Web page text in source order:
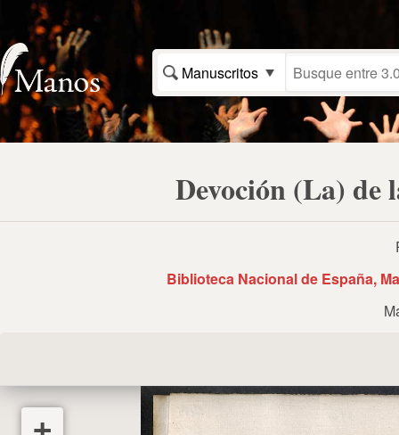
Manuscritos
Devoción (La) de
Biblioteca Nacional de España,